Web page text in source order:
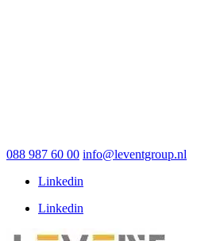
088 987 60 00 info@leventgroup.nl
Linkedin
Linkedin